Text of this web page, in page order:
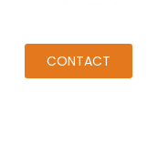
CONTACT